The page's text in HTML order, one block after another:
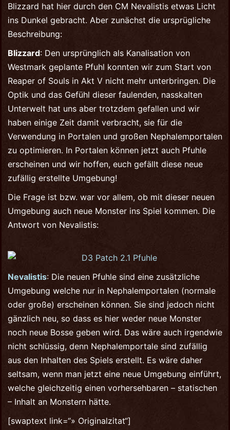
Blizzard hat hier durch den CM Nevalistis etwas Licht
ins Dunkel gebracht. Aber zunächst die ursprügliche
Beschreibung:
Blizzard: Den ursprünglich als Kanalisation von
Westmark geplante Pfuhl konnten wir zum Start von
Reaper of Souls in Akt V nicht mehr unterbringen. Die
Optik und das Gefühl dieser faulenden, nasskalten
Unterwelt hat uns aber trotzdem gefallen und wir
haben einige Zeit damit verbracht, sie für die
Verwendung in Portalen und großen Nephalemportalen
zu optimieren. In Portalen können jetzt auch Pfuhle
erscheinen und wir hoffen, euch gefällt diese neue
zufällig erstellte Umgebung!
Die Frage ist bzw. war vor allem, ob mit dieser neuen
Umgebung auch neue Monster ins Spiel kommen. Die
Antwort von Nevalistis:
Nevalistis: Die neuen Pfuhle sind eine zusätzliche
Umgebung welche nur in Nephalemportalen (normale
oder große) erscheinen können. Sie sind jedoch nicht
gänzlich neu, so dass es hier weder neue Monster
noch neue Bosse geben wird. Das wäre auch irgendwie
nicht schlüssig, denn Nephalemportale sind zufällig
aus den Inhalten des Spiels erstellt. Es wäre daher
seltsam, wenn man jetzt eine neue Umgebung einführt,
welche gleichzeitig einen vorhersehbaren – statischen
– Inhalt an Monstern hätte.
[swaptext link=“» Originalzitat“]